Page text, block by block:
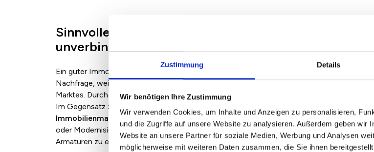
Zustimmung Details
Wir benötigen Ihre Zustimmung
Wir verwenden Cookies, um Inhalte und Anzeigen zu personalisieren,
und die Zugriffe auf unsere Website zu analysieren. Außerdem geben wir
Website an unsere Partner für soziale Medien, Werbung und Analysen
möglicherweise mit weiteren Daten zusammen, die Sie ihnen
Sinnvolle Alternative: Immobilienmakler bieten eine
unverbindliche Bewertung Ihrer Immobilie in
Ein guter Immobilienmakler kennt den regionalen Immobilienmarkt in- und auswendig. Er
Nachfrage, weiß, welche Objekte viel, welche wenig Interesse wecken und kennt die
Marktes. Durch diese Marktnähe kann er den Kauf- und Mietpreis in eine realistische Höhe
Im Gegensatz zum
Immobilienmakler Wertsteigerungspotenzialeund kann einschätzen, ob und welche
oder Modernisierungen sich lohnen. Manchmal genügt es schon, Lichtschalter
Armaturen zu ersetzen oder die Wohnung zu streichen, um einen höheren Verkaufspreis zu